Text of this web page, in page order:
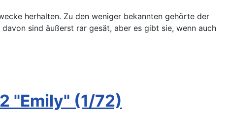
herhalten. Zu den weniger bekannten gehörte der
sind äußerst rar gesät, aber es gibt sie, wenn auch
"Emily" (1/72)